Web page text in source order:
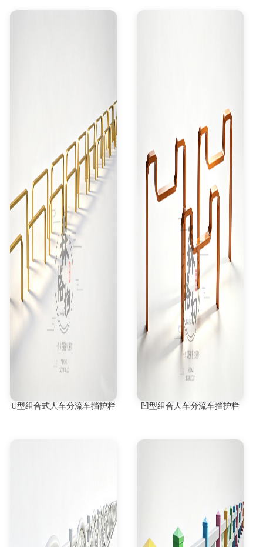
U型组合式人车分流车挡护栏 凹型组合人车分流车挡护栏